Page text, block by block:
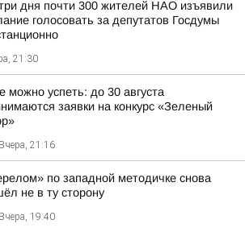
дня почти 300 жителей НАО изъявили
голосовать за депутатов Госдумы
21:30
можно успеть: до 30 августа
заявки на конкурс «Зеленый
Вчера, 21:16
по западной методичке снова
не в ту сторону
Вчера, 19:40